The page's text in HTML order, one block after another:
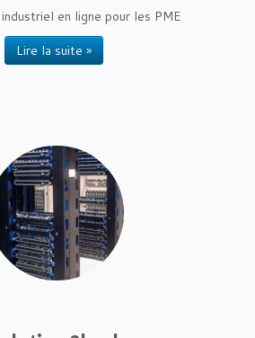
industriel en ligne pour les PME
Lire la suite »